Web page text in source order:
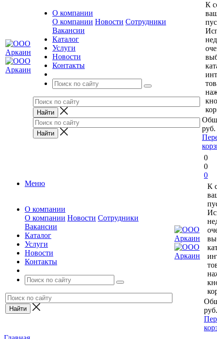
О компании
О компании Новости Сотрудники
Вакансии
Каталог
Услуги
Новости
Контакты
К
руб.
Меню
О компании
О компании Новости Сотрудники
Вакансии
Каталог
Услуги
Новости
Контакты
0
0
0
К
руб.